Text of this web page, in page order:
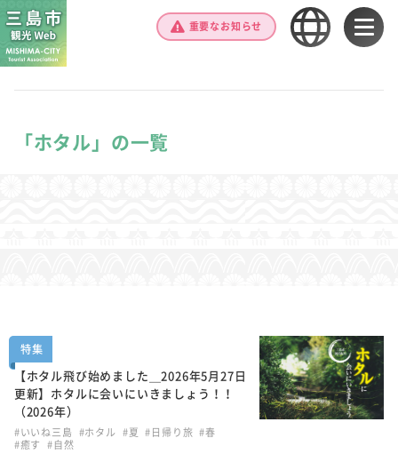
重要なお知らせ
「ホタル」の一覧
特集
【ホタル飛び始めました＿2026年5月27日
更新】ホタルに会いにいきましょう！！
（2026年）
#いいね三島 #ホタル #夏 #日帰り旅 #春
#癒す #自然